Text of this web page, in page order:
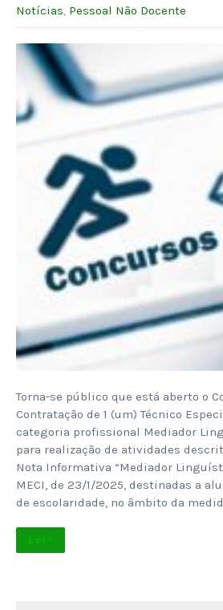
Notícias Pessoal Não Docente
Torna-se público que está aberto o
Contratação de 1 (um) Técnico
categoria profissional Mediador
para realização de atividades
Nota Informativa “Mediador
MECI, de 23/1/2025, destinadas a
de escolaridade, no âmbito da
Ler +